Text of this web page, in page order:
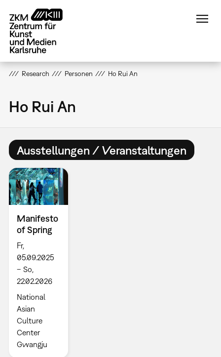
zum
Inhalt
Research Personen Ho Rui An
Ho Rui An
Ausstellungen / Veranstaltungen
Manifesto
of Spring
Fr,
05.09.2025
– So,
22.02.2026
National
Asian
Culture
Center
Gwangju